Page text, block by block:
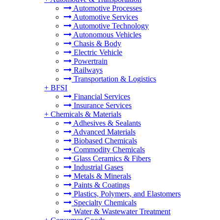
Automotive Processes
Automotive Services
Automotive Technology
Autonomous Vehicles
Chasis & Body
Electric Vehicle
Powertrain
Railways
Transportation & Logistics
+ BFSI
Financial Services
Insurance Services
+ Chemicals & Materials
Adhesives & Sealants
Advanced Materials
Biobased Chemicals
Commodity Chemicals
Glass Ceramics & Fibers
Industrial Gases
Metals & Minerals
Paints & Coatings
Plastics, Polymers, and Elastomers
Specialty Chemicals
Water & Wastewater Treatment